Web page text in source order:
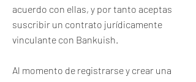
acuerdo con ellas, y por tanto aceptas
suscribir un contrato jurídicamente
vinculante con Bankuish.
Al momento de registrarse y crear una